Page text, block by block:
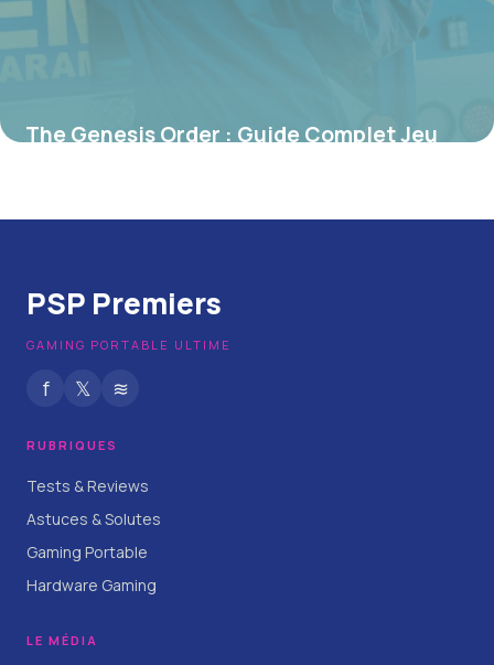
The Genesis Order : Guide Complet Jeu
PSP Premiers
GAMING PORTABLE ULTIME
f 𝕏 ≋
RUBRIQUES
Tests & Reviews
Astuces & Solutes
Gaming Portable
Hardware Gaming
LE MÉDIA